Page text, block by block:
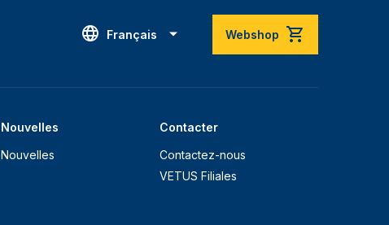
Français Webshop
Nouvelles
Nouvelles
Contacter
Contactez-nous
VETUS Filiales